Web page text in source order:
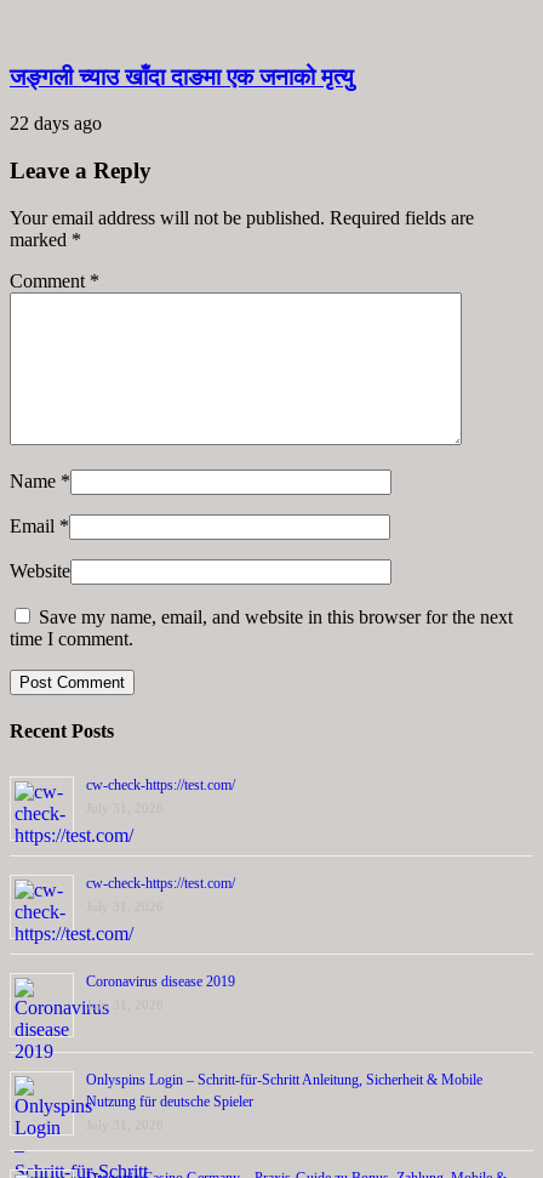
जङ्गली च्याउ खाँदा दाङमा एक जनाको मृत्यु
22 days ago
Leave a Reply
Your email address will not be published. Required fields are
marked *
Comment *
Name *
Email *
Website
Save my name, email, and website in this browser for the next
time I comment.
Recent Posts
cw-check-https://test.com/
cw-check-https://test.com/
Coronavirus disease 2019
July 31, 2026
Onlyspins Login – Schritt‑für‑Schritt Anleitung, Sicherheit & Mobile
Nutzung für deutsche Spieler